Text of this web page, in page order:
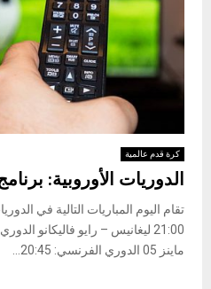
كرة قدم عالمية
الدوريات الأوروبية:
تقام اليوم المباريات التالية في
ماينز 05 ​الدوري الفرنسي​: 20:45...